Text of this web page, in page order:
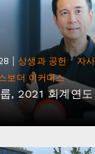
상생과 공헌 ·자
보더 이커머스
, 2021 회계연